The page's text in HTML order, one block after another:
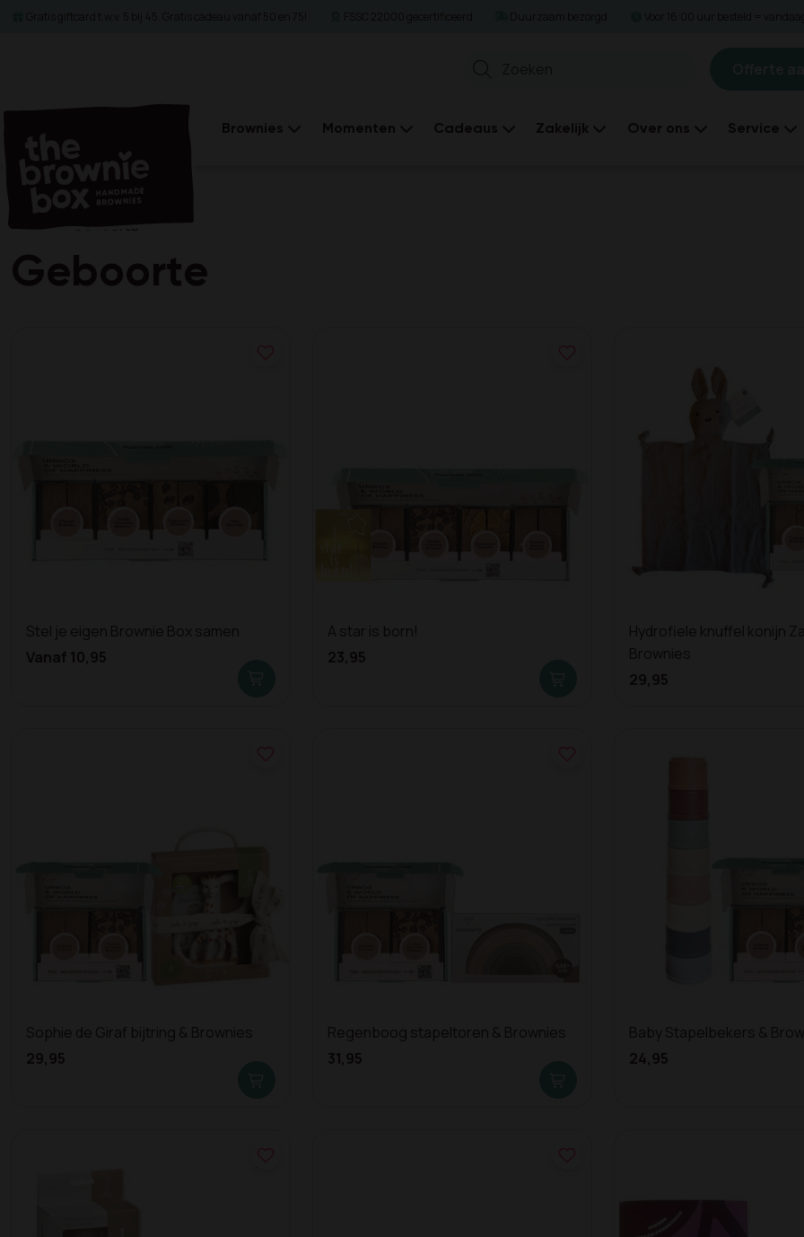
Brownies Momenten Cadeaus Zakelijk Over ons Service
Home Geboorte
Geboorte
Stel je eigen Brownie Box samen
Vanaf 10,95
A star is born!
23,95
Hydrofiele knuffel konijn
Brownies
29,95
Sophie de Giraf bijtring & Brownies
29,95
Regenboog stapeltoren & Brownies
31,95
Baby Stapelbekers &
24,95